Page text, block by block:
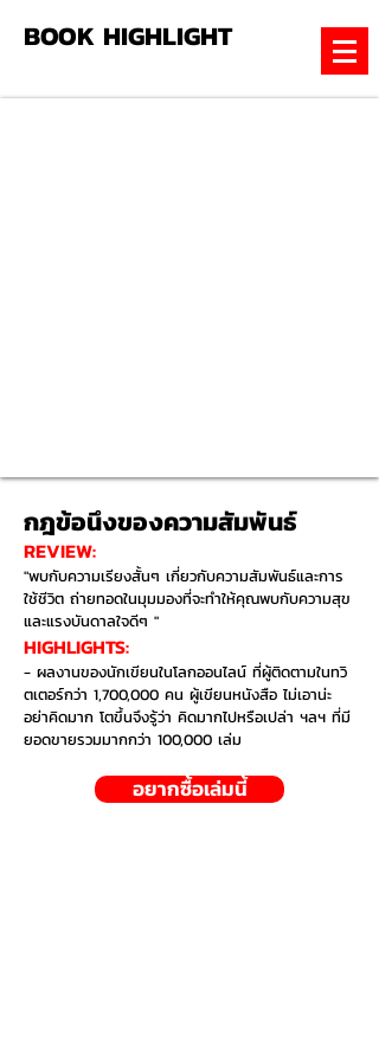
BOOK HIGHLIGHT
กฎข้อนึงของความสัมพันธ์
REVIEW:
"พบกับความเรียงสั้นๆ เกี่ยวกับความสัมพันธ์และการ
ใช้ชีวิต ถ่ายทอดในมุมมองที่จะทำให้คุณพบกับความสุข
และแรงบันดาลใจดีๆ "
HIGHLIGHTS:​
​- ผลงานของนักเขียนในโลกออนไลน์ ที่ผู้ติดตามในทวิ
ตเตอร์กว่า 1,700,000 คน ผู้เขียนหนังสือ ไม่เอาน่ะ
อย่าคิดมาก โตขึ้นจึงรู้ว่า คิดมากไปหรือเปล่า ฯลฯ ที่มี
ยอดขายรวมมากกว่า 100,000 เล่ม
อยากซื้อเล่มนี้